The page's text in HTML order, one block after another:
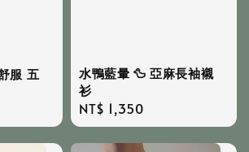
服 五
水鴨藍暈 🦆 亞麻長袖襯
衫
Regular
price
NT$ 1,350